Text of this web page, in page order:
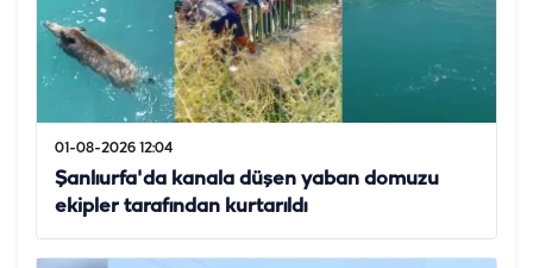
01-08-2026 12:04
Şanlıurfa'da kanala düşen yaban domuzu
ekipler tarafından kurtarıldı